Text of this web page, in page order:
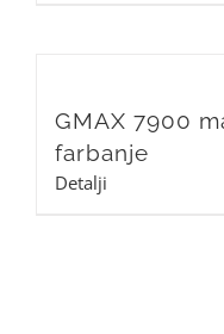
GMAX 7900
farbanje
Detalji